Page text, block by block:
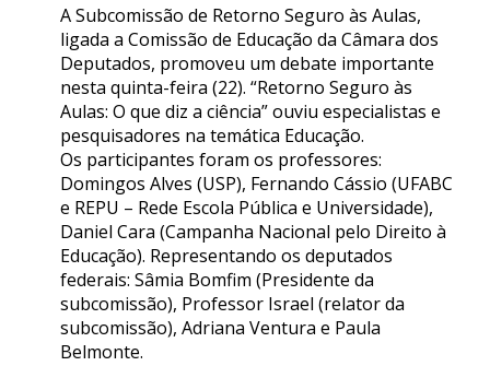
A Subcomissão de Retorno Seguro às Aulas,
ligada a Comissão de Educação da Câmara dos
Deputados, promoveu um debate importante
nesta quinta-feira (22). “Retorno Seguro às
Aulas: O que diz a ciência” ouviu especialistas e
pesquisadores na temática Educação.
Os participantes foram os professores:
Domingos Alves (USP), Fernando Cássio (UFABC
e REPU – Rede Escola Pública e Universidade),
Daniel Cara (Campanha Nacional pelo Direito à
Educação). Representando os deputados
federais: Sâmia Bomfim (Presidente da
subcomissão), Professor Israel (relator da
subcomissão), Adriana Ventura e Paula
Belmonte.